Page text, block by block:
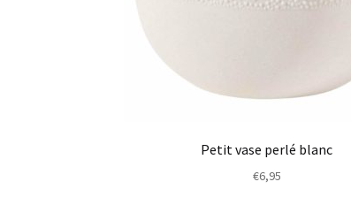
Petit vase perlé blanc
€6,95